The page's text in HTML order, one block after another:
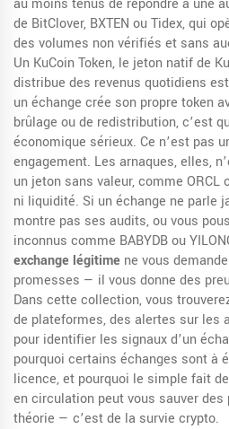
au moins tenus de répondre à une
de BitClover, BXTEN ou Tidex, qui
des volumes non vérifiés et sans
Un KuCoin Token, le jeton natif de
distribue des revenus quotidiens
un échange crée son propre token
brûlage ou de redistribution, c’est
économique sérieux. Ce n’est pas
engagement. Les arnaques, elles,
un jeton sans valeur, comme ORCL
ni liquidité. Si un échange ne parle
montre pas ses audits, ou vous
inconnus comme BABYDB ou
exchange légitime ne vous
promesses — il vous donne des
Dans cette collection, vous
de plateformes, des alertes sur les
pour identifier les signaux d’un
pourquoi certains échanges sont à
licence, et pourquoi le simple fait
en circulation peut vous sauver des
théorie — c’est de la survie crypto.